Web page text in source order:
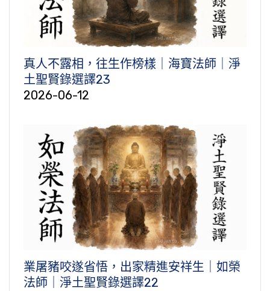
真人不露相，往生作榜樣｜海寶法師｜淨
土聖賢錄選譯23
2026-06-12
業屠豬咬遂省悟，出家精進安祥生｜如榮
法師｜淨土聖賢錄選譯22